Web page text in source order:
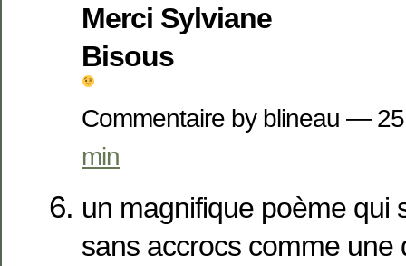
Merci Sylviane
Bisous
Commentaire by blineau —
min
un magnifique poème qui
sans accrocs comme une